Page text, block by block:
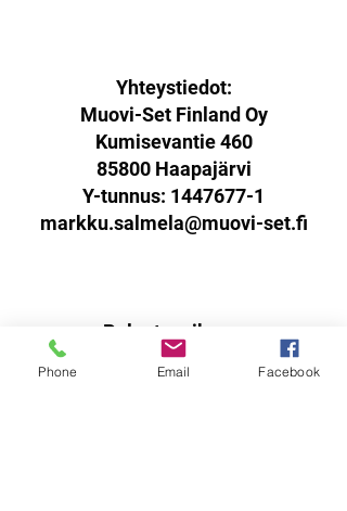
-Erittäin suosittu ja hyväksi todettu
rulla, kaikilla hiihtoa harrastavilla
mantereilla!
Yhteystiedot:
Muovi-Set Finland Oy
Kumisevantie 460
85800 Haapajärvi
Y-tunnus: 1447677-1
markku.salmela@muovi-set.fi
Palautusoikeus:
Sinulla on oikeus palauttaa
verkkokaupasta ostamasi tuotteet
Phone Email Facebook